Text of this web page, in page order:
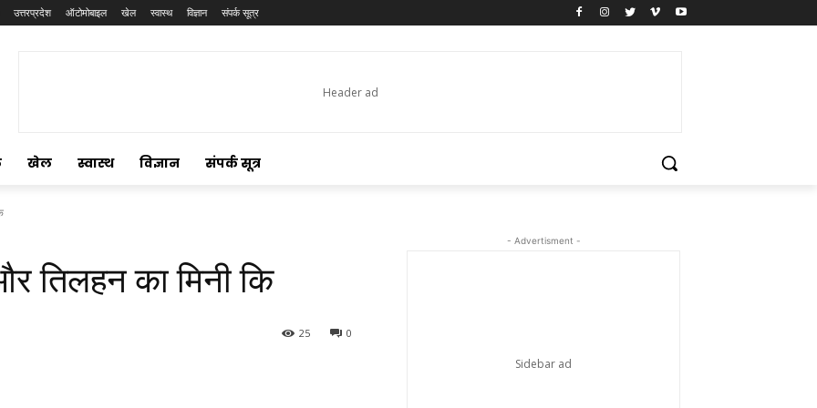
उत्तरप्रदेश ऑटोमोबाइल खेल स्वास्थ विज्ञान संपर्क सूत्र
खेल स्वास्थ विज्ञान संपर्क सूत्र
तिलहन का मिनी कि
0
25
- Advertisment -